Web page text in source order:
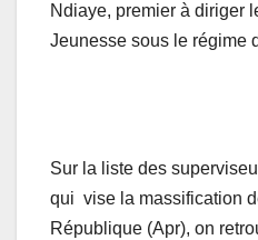
Ndiaye, premier à diriger
Jeunesse sous le régime
Sur la liste des
qui vise la massification
République (Apr), on